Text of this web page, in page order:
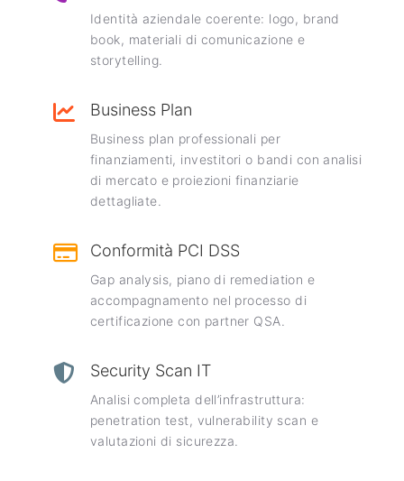
Identità aziendale coerente: logo, brand
book, materiali di comunicazione e
storytelling.
Business Plan
Business plan professionali per
finanziamenti, investitori o bandi con analisi
di mercato e proiezioni finanziarie
dettagliate.
Conformità PCI DSS
Gap analysis, piano di remediation e
accompagnamento nel processo di
certificazione con partner QSA.
Security Scan IT
Analisi completa dell’infrastruttura:
penetration test, vulnerability scan e
valutazioni di sicurezza.